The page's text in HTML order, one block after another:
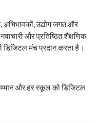
उद्योग जगत और
और प्रतिष्ठित शैक्षणिक
मंच प्रदान करता है।
और हर स्कूल को डिजिटल